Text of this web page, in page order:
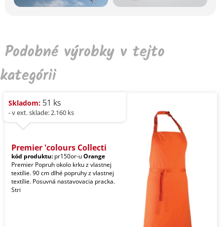
Podobné výrobky v tejto
kategórii
Skladom: 51 ks
- v ext. sklade: 2.160 ks
Premier 'colours Collecti
kód produktu: pr150or-uOrange
Premier Popruh okolo krku z vlastnej
textílie. 90 cm dlhé popruhy z vlastnej
textílie. Posuvná nastavovacia pracka.
Stri